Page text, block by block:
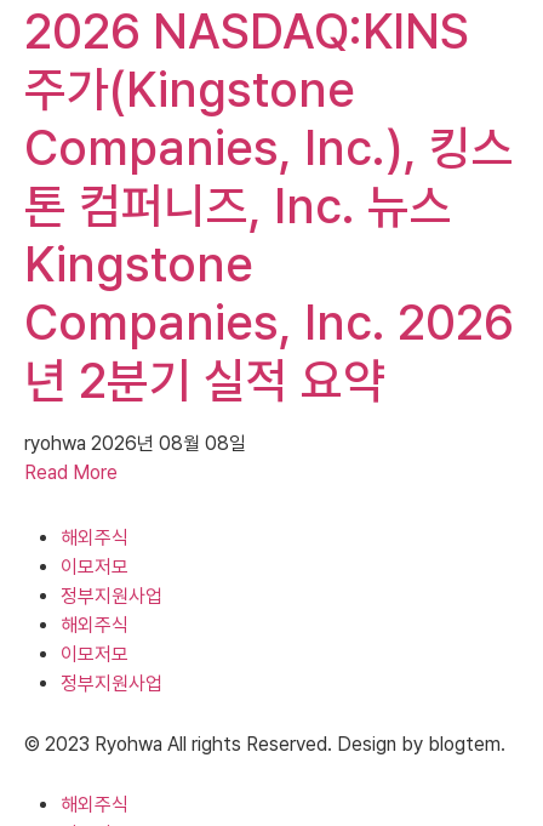
2026 NASDAQ:KINS
주가(Kingstone
Companies, Inc.), 킹스
톤 컴퍼니즈, Inc. 뉴스
Kingstone
Companies, Inc. 2026
년 2분기 실적 요약
ryohwa 2026년 08월 08일
Read More
해외주식
이모저모
정부지원사업
해외주식
이모저모
정부지원사업
© 2023 Ryohwa All rights Reserved. Design by blogtem.
해외주식